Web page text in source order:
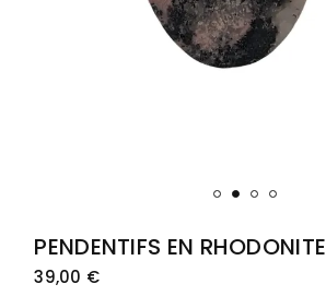
PENDENTIFS EN RHODONITE
39,00 €